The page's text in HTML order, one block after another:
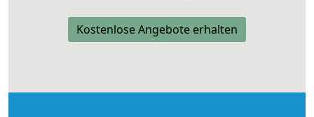
Kostenlose Angebote erhalten